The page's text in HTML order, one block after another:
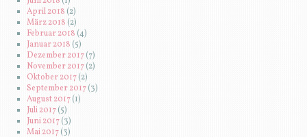
April 2018(2)
März 2018 (2)
Februar 2018(4)
Januar 2018 (5)
Dezember 2017(7)
November 2017(2)
Oktober 2017(2)
September 2017(3)
August 2017(1)
Juli 2017(5)
Juni 2017(3)
Mai 2017(3)